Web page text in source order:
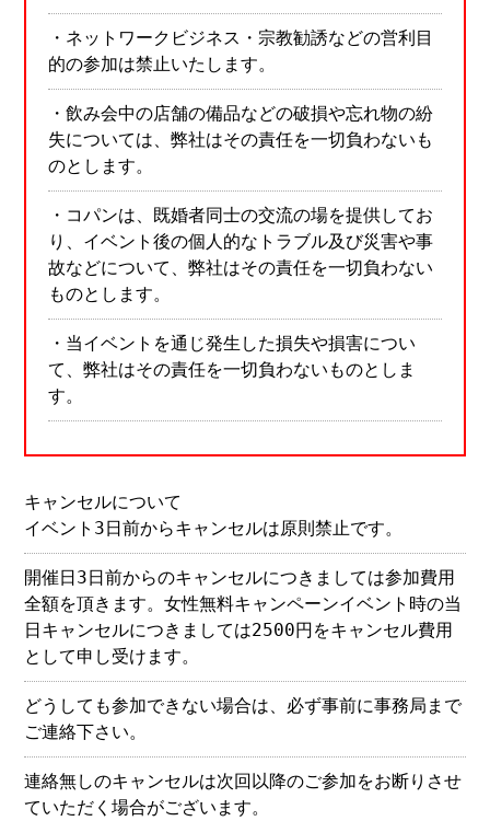
・ネットワークビジネス・宗教勧誘などの営利目
的の参加は禁止いたします。
・飲み会中の店舗の備品などの破損や忘れ物の紛
失については、弊社はその責任を一切負わないも
のとします。
・コパンは、既婚者同士の交流の場を提供してお
り、イベント後の個人的なトラブル及び災害や事
故などについて、弊社はその責任を一切負わない
ものとします。
・当イベントを通じ発生した損失や損害につい
て、弊社はその責任を一切負わないものとしま
す。
キャンセルについて
イベント3日前からキャンセルは原則禁止です。
​開催日3日前からのキャンセルにつきましては参加費用
全額を頂きます。女性無料キャンペーンイベント時の当
日キャンセルにつきましては2500円をキャンセル費用
として申し受けます。
どうしても参加できない場合は、必ず事前に事務局まで
ご連絡下さい。
連絡無しのキャンセルは次回以降のご参加をお断りさせ
ていただく場合がございます。